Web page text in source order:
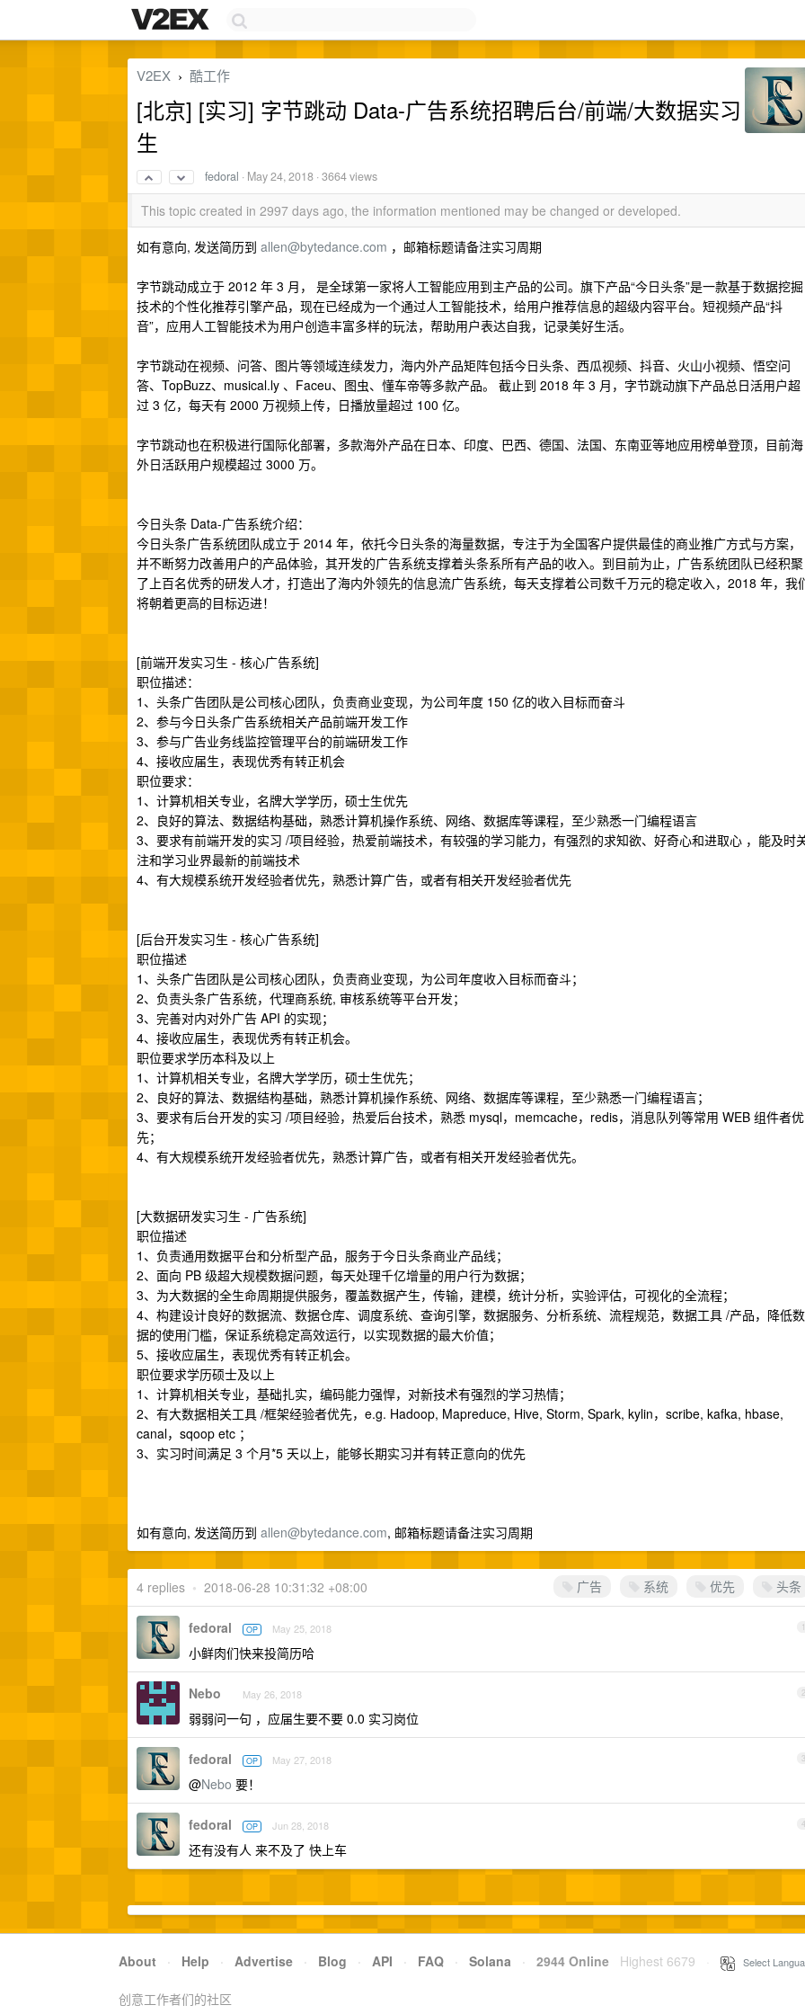
V2EX › 酷工作
[北京] [实习] 字节跳动 Data-广告系统招聘后台/前端/大数据实习
生
fedoral · May 24, 2018 · 3664 views
This topic created in 2997 days ago, the information mentioned may be changed or developed.
如有意向, 发送简历到 allen@bytedance.com ，邮箱标题请备注实习周期
字节跳动成立于 2012 年 3 月， 是全球第一家将人工智能应用到主产品的公司。旗下产品“今日头条”是一款基于数据挖掘
技术的个性化推荐引擎产品，现在已经成为一个通过人工智能技术，给用户推荐信息的超级内容平台。​短视频产品“抖
音”，应用人工智能技术为用户创造丰富多样的玩法，帮助用户表达自我，记录美好生活。
字节跳动在视频、问答、图片等领域连续发力，海内外产品矩阵包括今日头条、西瓜视频、抖音、火山小视频、悟空问
答、TopBuzz、musical.ly 、Faceu、图虫、懂车帝等多款产品。 截止到 2018 年 3 月，字节跳动旗下产品总日活用户超
过 3 亿，每天有 2000 万视频上传，日播放量超过 100 亿。
字节跳动也在积极进行国际化部署，多款海外产品在日本、印度、巴西、德国、法国、东南亚等地应用榜单登顶，目前海
外日活跃用户规模超过 3000 万。
今日头条 Data-广告系统介绍：
今日头条广告系统团队成立于 2014 年，依托今日头条的海量数据，专注于为全国客户提供最佳的商业推广方式与方案，
并不断努力改善用户的产品体验，其开发的广告系统支撑着头条系所有产品的收入。到目前为止，广告系统团队已经积聚
了上百名优秀的研发人才，打造出了海内外领先的信息流广告系统，每天支撑着公司数千万元的稳定收入，2018 年，我
将朝着更高的目标迈进！
[前端开发实习生 - 核心广告系统]
职位描述：
1、头条广告团队是公司核心团队，负责商业变现，为公司年度 150 亿的收入目标而奋斗
2、参与今日头条广告系统相关产品前端开发工作
3、参与广告业务线监控管理平台的前端研发工作
4、接收应届生，表现优秀有转正机会
职位要求：
1、计算机相关专业，名牌大学学历，硕士生优先
2、良好的算法、数据结构基础，熟悉计算机操作系统、网络、数据库等课程，至少熟悉一门编程语言
3、要求有前端开发的实习 /项目经验，热爱前端技术，有较强的学习能力，有强烈的求知欲、好奇心和进取心 ，能及时
注和学习业界最新的前端技术
4、有大规模系统开发经验者优先，熟悉计算广告，或者有相关开发经验者优先
[后台开发实习生 - 核心广告系统]
职位描述
1、头条广告团队是公司核心团队，负责商业变现，为公司年度收入目标而奋斗；
2、负责头条广告系统，代理商系统, 审核系统等平台开发；
3、完善对内对外广告 API 的实现；
4、接收应届生，表现优秀有转正机会。
职位要求学历本科及以上
1、计算机相关专业，名牌大学学历，硕士生优先；
2、良好的算法、数据结构基础，熟悉计算机操作系统、网络、数据库等课程，至少熟悉一门编程语言；
3、要求有后台开发的实习 /项目经验，热爱后台技术，熟悉 mysql，memcache，redis，消息队列等常用 WEB 组件者优
先；
4、有大规模系统开发经验者优先，熟悉计算广告，或者有相关开发经验者优先。
[大数据研发实习生 - 广告系统]
职位描述
1、负责通用数据平台和分析型产品，服务于今日头条商业产品线；
2、面向 PB 级超大规模数据问题，每天处理千亿增量的用户行为数据；
3、为大数据的全生命周期提供服务，覆盖数据产生，传输，建模，统计分析，实验评估，可视化的全流程；
4、构建设计良好的数据流、数据仓库、调度系统、查询引擎，数据服务、分析系统、流程规范，数据工具 /产品，降低数
据的使用门槛，保证系统稳定高效运行，以实现数据的最大价值；
5、接收应届生，表现优秀有转正机会。
职位要求学历硕士及以上
1、计算机相关专业，基础扎实，编码能力强悍，对新技术有强烈的学习热情；
2、有大数据相关工具 /框架经验者优先，e.g. Hadoop, Mapreduce, Hive, Storm, Spark, kylin，scribe, kafka, hbase,
canal，sqoop etc ；
3、实习时间满足 3 个月*5 天以上，能够长期实习并有转正意向的优先
如有意向, 发送简历到 allen@bytedance.com, 邮箱标题请备注实习周期
广告 系统 优先 头条
4 replies • 2018-06-28 10:31:32 +08:00
1
fedoral OP May 25, 2018
小鲜肉们快来投简历哈
2
Nebo May 26, 2018
弱弱问一句 ，应届生要不要 0.0 实习岗位
3
fedoral OP May 27, 2018
@Nebo 要！
4
fedoral OP Jun 28, 2018
还有没有人 来不及了 快上车
About · Help · Advertise · Blog · API · FAQ · Solana · 2944 Online Highest 6679 Select
创意工作者们的社区